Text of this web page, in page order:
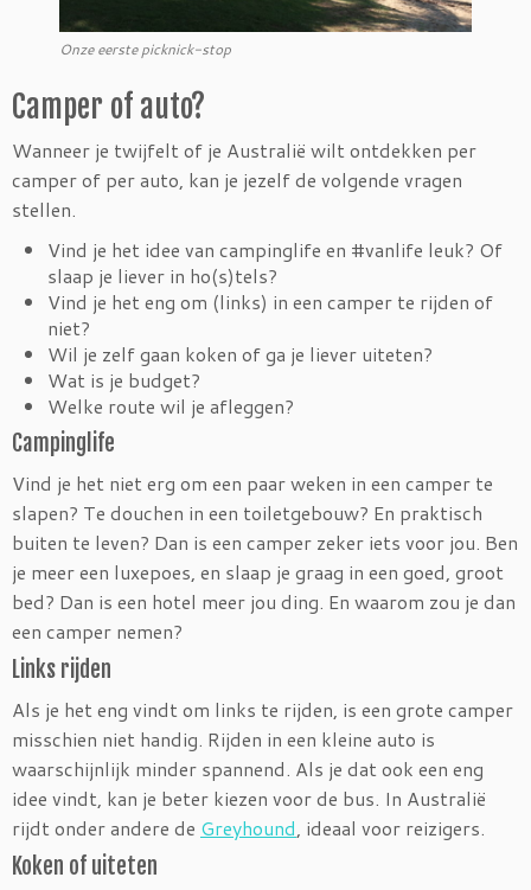
Onze eerste picknick-stop
Camper of auto?
Wanneer je twijfelt of je Australië wilt ontdekken per
camper of per auto, kan je jezelf de volgende vragen
stellen.
Vind je het idee van campinglife en #vanlife leuk? Of
slaap je liever in ho(s)tels?
Vind je het eng om (links) in een camper te rijden of
niet?
Wil je zelf gaan koken of ga je liever uiteten?
Wat is je budget?
Welke route wil je afleggen?
Campinglife
Vind je het niet erg om een paar weken in een camper te
slapen? Te douchen in een toiletgebouw? En praktisch
buiten te leven? Dan is een camper zeker iets voor jou. Ben
je meer een luxepoes, en slaap je graag in een goed, groot
bed? Dan is een hotel meer jou ding. En waarom zou je dan
een camper nemen?
Links rijden
Als je het eng vindt om links te rijden, is een grote camper
misschien niet handig. Rijden in een kleine auto is
waarschijnlijk minder spannend. Als je dat ook een eng
idee vindt, kan je beter kiezen voor de bus. In Australië
rijdt onder andere de Greyhound, ideaal voor reizigers.
Koken of uiteten